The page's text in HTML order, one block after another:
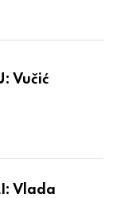
Vučić
Vlada